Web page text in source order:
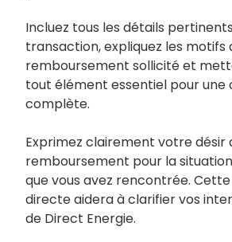
Incluez tous les détails
transaction, expliquez les motifs
remboursement sollicité et
tout élément essentiel pour une
complète.
Exprimez clairement votre désir
remboursement pour la
que vous avez rencontrée.
directe aidera à clarifier vos
de Direct Energie.